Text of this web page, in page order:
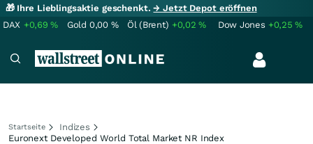
🎁 Ihre Lieblingsaktie geschenkt.→ Jetzt Depot eröffnen
DAX +0,69% Gold 0,00 % Öl (Brent) +0,02% Dow Jones +0,25%
Startseite
Indizes
Euronext Developed World Total Market NR Index